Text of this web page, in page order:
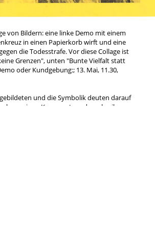
von Bildern: eine linke Demo mit einem
in einen Papierkorb wirft und eine
die Todesstrafe. Vor diese Collage ist
Grenzen", unten "Bunte Vielfalt statt
oder Kundgebung:; 13. Mai, 11.30,
und die Symbolik deuten darauf
einen Kommentar oder schreibe uns